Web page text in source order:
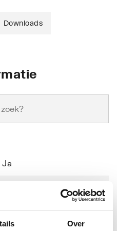
Over
Downloads
Ja
Ja